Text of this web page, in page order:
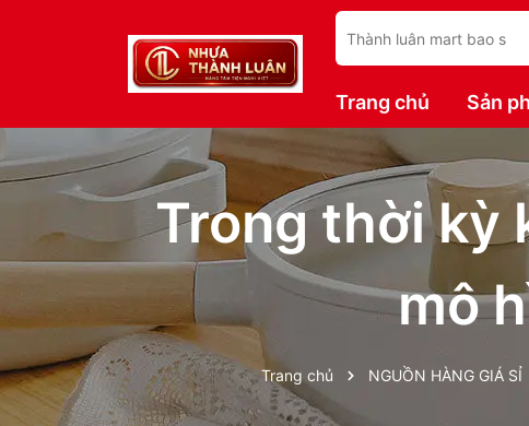
Trang chủ Sản
Trong thời kỳ
mô
Trang chủ NGUỒN HÀNG GIÁ SỈ